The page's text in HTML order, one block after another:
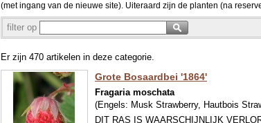
(met ingang van de nieuwe site). Uiteraard zijn de planten (na
filter op
Er zijn 470 artikelen in deze categorie.
Grote Bosaardbei '1864'
Fragaria moschata
(Engels: Musk Strawberry, Hautbois
DIT RAS IS WAARSCHIJNLIJK